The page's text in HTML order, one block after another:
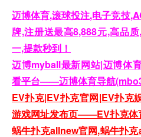
迈博体育,滚球投注,电子竞技
牌,注册送最高8,888元,高品
一,提款秒到！
迈博myball最新网站|迈博体
看平台——迈博体育导航
EV扑克|EV扑克官网|EV扑克
游戏网址发布页——EV扑克体
蜗牛扑克allnew官网,蜗牛扑